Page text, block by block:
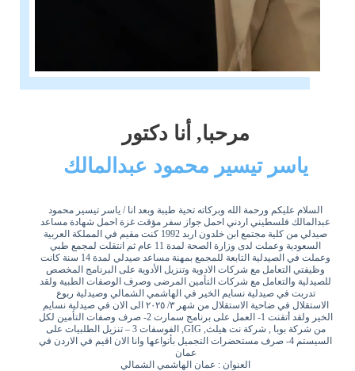
مرحبا, أنا دكتور
ياسر تيسير محمود عبدالمالك
السلام عليكم ورحمة الله وبركاته تحية طيبة وبعد انا / ياسر تيسير محمود
عبدالمالك فلسطيني اردني احمل جواز سفر مؤقت غزة احمل شهادة مساعد
صيدلي من كلية مجتمع ابن خلدون اربد 1992 كنت مقيم في المملكة العربية
السعودية وعملت لدى وزارة الصحة لمدة 11 عام ثم انتقلت لمجمع طبي
وعملت في الصيدلية التابعة للمجمع بمهنة مساعد صيدلي لمدة 14 سنة كانت
وظيفتي التعامل مع شركات الادوية وتنزيل الأدوية على البرنامج المخصص
للصيدلية والتعامل مع شركات التأمين المرضى وصرف الوصفات الطبية ولقد
تدربت في صيدلية نسايم الخير في الهاشمي الشمالي وصيدلية ربوع
الاستقلال في ضاحية الاستقلال من شهر ٣/ ٢٠٢٥ الى الان في صيدلية نسايم
الخير ولقد أتقنت 1- العمل على برنامج سمارت 2- صرف وصفات التأمين لكل
من شركة بوبا , شركة نت هيلث, GIG, الفوسفات 3 – تنزيل الطلبيات على
السيستم 4- صرف مستحضرات التجميل بأنواعها وانا الان اقيم في الاردن في
عمان
العنوان : عمان الهاشمي الشمالي